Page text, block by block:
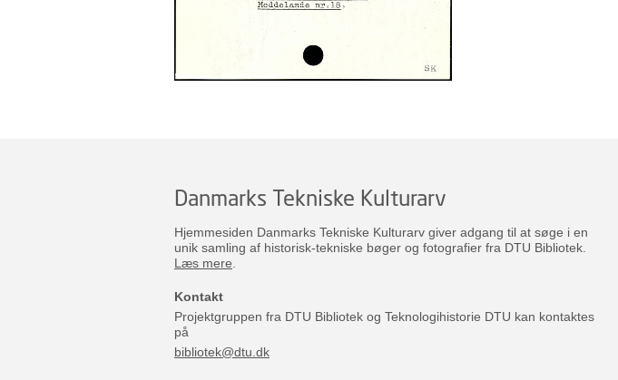
Danmarks Tekniske Kulturarv
Hjemmesiden Danmarks Tekniske Kulturarv giver adgang til at søge i en
unik samling af historisk-tekniske bøger og fotografier fra DTU Bibliotek.
Læs mere
Kontakt
Projektgruppen fra DTU Bibliotek og Teknologihistorie DTU kan kontaktes
på
bibliotek@dtu.dk